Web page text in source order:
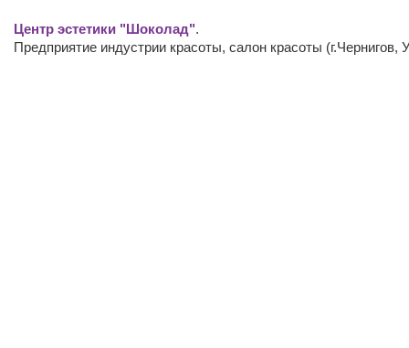
Центр эстетики "Шоколад".
Предприятие индустрии красоты, салон красоты (г.Чернигов,